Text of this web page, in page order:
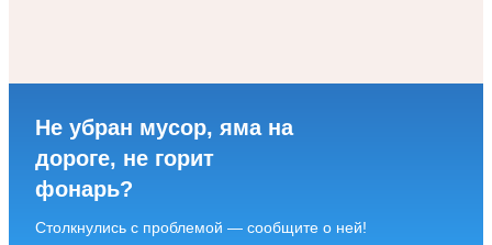
Не убран мусор, яма на
дороге, не горит
фонарь?
Столкнулись с проблемой — сообщите о ней!